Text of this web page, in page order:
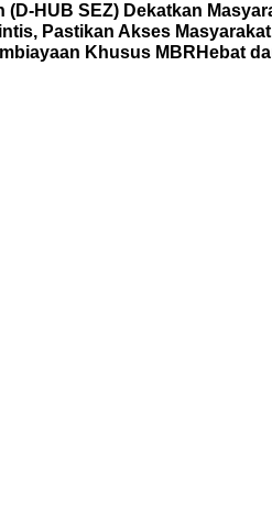
HUB SEZ) Dekatkan
Pastikan Akses
Khusus MBR Hebat